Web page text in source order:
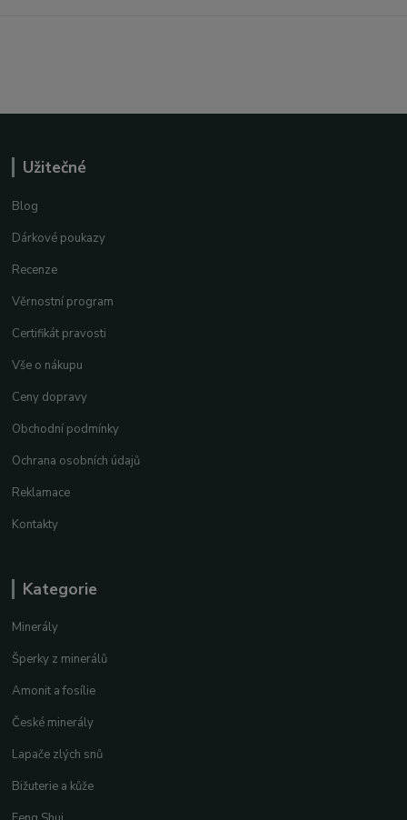
Užitečné
Blog
Dárkové poukazy
Recenze
Věrnostní program
Certifikát pravosti
Vše o nákupu
Ceny dopravy
Obchodní podmínky
Ochrana osobních údajů
Reklamace
Kontakty
Kategorie
Minerály
Šperky z minerálů
Amonit a fosílie
České minerály
Lapače zlých snů
Bižuterie a kůže